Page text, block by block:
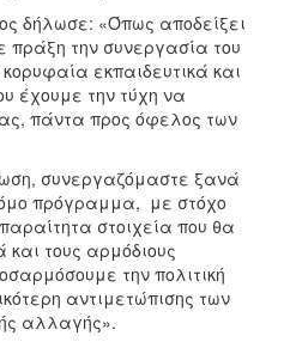
δήλωσε: «Όπως αποδείξει
την συνεργασία του
εκπαιδευτικά και
έχουμε την τύχη να
πάντα προς όφελος των
συνεργαζόμαστε ξανά
πρόγραμμα, με στόχο
στοιχεία που θα
τους αρμόδιους
την πολιτική
αντιμετώπισης των
αλλαγής».